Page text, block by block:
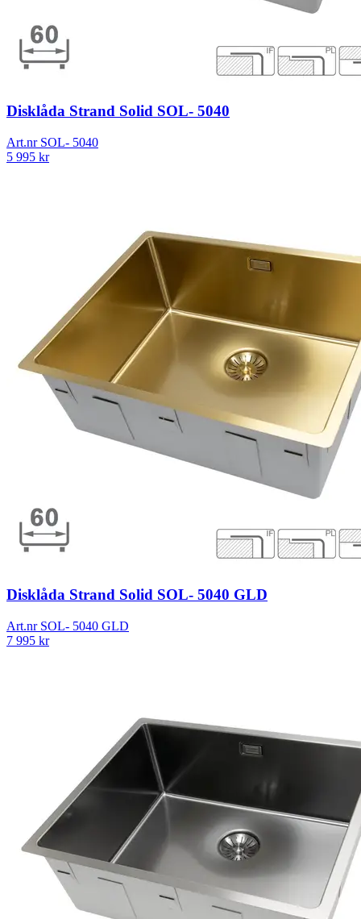
Disklåda Strand Solid SOL- 5040
Art.nr SOL- 5040
5 995 kr
Disklåda Strand Solid SOL- 5040 GLD
Art.nr SOL- 5040 GLD
7 995 kr